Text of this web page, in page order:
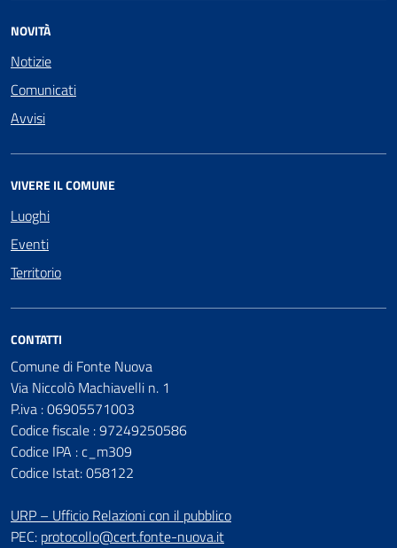
NOVITÀ
Notizie
Comunicati
Avvisi
VIVERE IL COMUNE
Luoghi
Eventi
Territorio
CONTATTI
Comune di Fonte Nuova
Via Niccolò Machiavelli n. 1
P.iva : 06905571003
Codice fiscale : 97249250586
Codice IPA : c_m309
Codice Istat: 058122
URP – Ufficio Relazioni con il pubblico
PEC: protocollo@cert.fonte-nuova.it